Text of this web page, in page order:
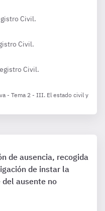
Civil.
Civil.
Civil.
- Tema 2 - III. El estado civil y
de ausencia, recogida
de instar la
del ausente no